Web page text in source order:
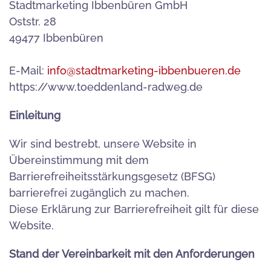
Stadtmarketing Ibbenbüren GmbH
Oststr. 28
49477 Ibbenbüren
E-Mail: info@stadtmarketing-ibbenbueren.de
https://www.toeddenland-radweg.de
Einleitung
Wir sind bestrebt, unsere Website in
Übereinstimmung mit dem
Barrierefreiheitsstärkungsgesetz (BFSG)
barrierefrei zugänglich zu machen.
Diese Erklärung zur Barrierefreiheit gilt für diese
Website.
Stand der Vereinbarkeit mit den Anforderungen